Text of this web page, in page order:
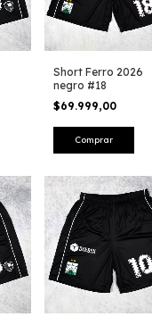
Short Ferro 2026
negro #18
$69.999,00
Comprar